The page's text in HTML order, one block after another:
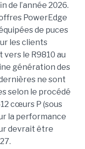
de l’année 2026.
PowerEdge
de puces
les clients
le R9810 au
génération des
ne sont
selon le procédé
cœurs P (sous
la performance
devrait être